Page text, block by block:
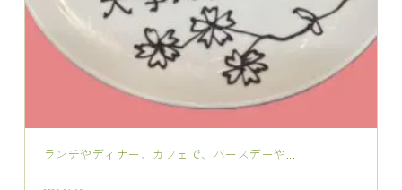
2026.04.16